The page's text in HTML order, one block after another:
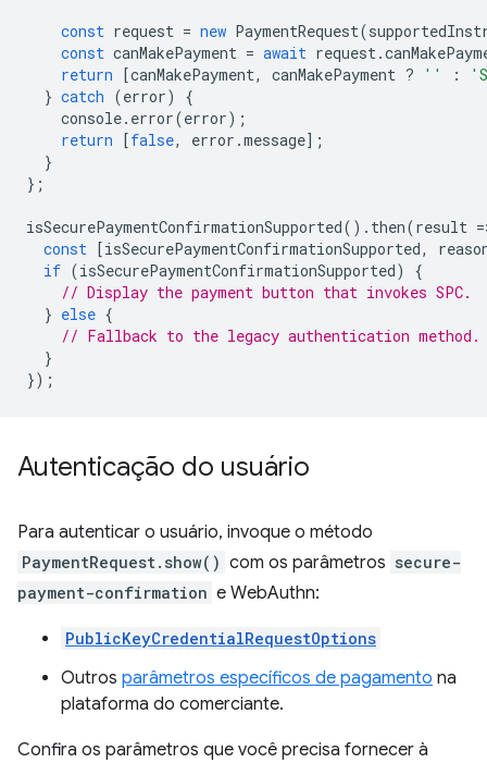
const request = new PaymentRequest(
const canMakePayment = await request.
return
[canMakePayment, canMakePayment ? '' :
} catch (error)
{
console. error(error);
return
[false, error .message];
}
};
isSecurePaymentConfirmationSupported(). then(result =
const
[isSecurePaymentConfirmationSupported,
if (isSecurePaymentConfirmationSupported)
{
// Display the payment button that invokes SPC.
} else {
// Fallback to the legacy authentication method.
}
});
Autenticação do usuário
Para autenticar o usuário, invoque o método
PaymentRequest.show() com os parâmetros secure-
payment-confirmation e WebAuthn:
PublicKeyCredentialRequestOptions
Outros parâmetros específicos de pagamento na
plataforma do comerciante.
Confira os parâmetros que você precisa fornecer à